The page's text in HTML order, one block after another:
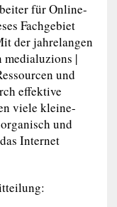
für Online-
Fachgebiet
der jahrelangen
medialuzions |
und
effektive
viele kleine-
und
Internet